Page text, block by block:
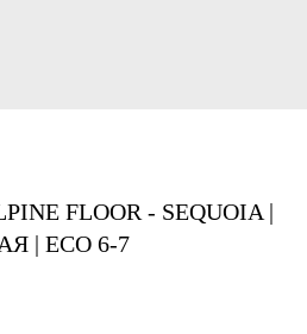
FLOOR - SEQUOIA |
| ЕСО 6-7